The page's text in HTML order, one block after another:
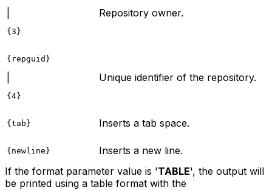
{3}
Repository owner.
{repguid}
{4}
Unique identifier of the repository.
{tab} Inserts a tab space.
{newline}
Inserts a new line.
If the format parameter value is 'TABLE', the output will
be printed using a table format with the